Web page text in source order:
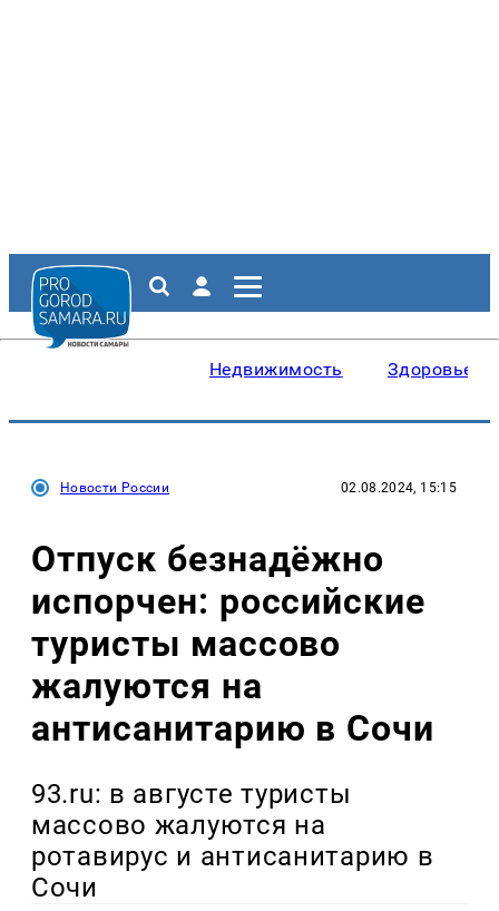
Недвижимость Здоровье
Новости России 02.08.2024, 15:15
Отпуск безнадёжно
испорчен: российские
туристы массово
жалуются на
антисанитарию в Сочи
93.ru: в августе туристы
массово жалуются на
ротавирус и антисанитарию в
Сочи